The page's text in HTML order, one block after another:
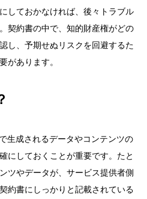
しておかなければ、後々トラブル
契約書の中で、知的財産権がどの
し、予期せぬリスクを回避するた
があります。
生成されるデータやコンテンツの
にしておくことが重要です。たと
ツやデータが、サービス提供者側
約書にしっかりと記載されている